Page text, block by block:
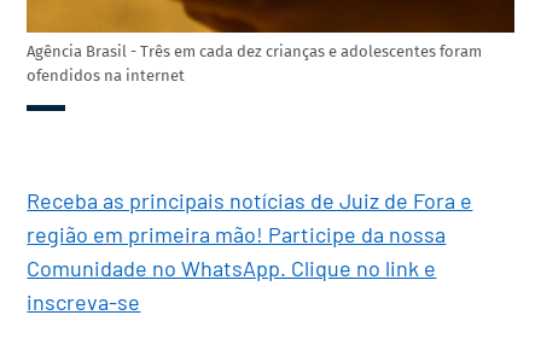
Agência Brasil - Três em cada dez crianças e adolescentes foram
ofendidos na internet
Receba as principais notícias de Juiz de Fora e
região em primeira mão! Participe da nossa
Comunidade no WhatsApp. Clique no link e
inscreva-se